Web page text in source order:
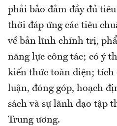
phải bảo đảm đầy đủ
thời đáp ứng các tiêu
về bản lĩnh chính trị,
năng lực công tác; có ý
kiến thức toàn diện; tích
luận, đóng góp, hoạch
sách và sự lãnh đạo tập
Trung ương.